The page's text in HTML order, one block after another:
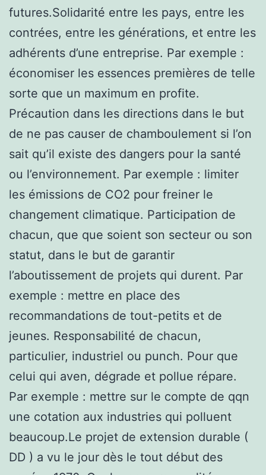
futures.Solidarité entre les pays, entre les
contrées, entre les générations, et entre les
adhérents d’une entreprise. Par exemple :
économiser les essences premières de telle
sorte que un maximum en profite.
Précaution dans les directions dans le but
de ne pas causer de chamboulement si l’on
sait qu’il existe des dangers pour la santé
ou l’environnement. Par exemple : limiter
les émissions de CO2 pour freiner le
changement climatique. Participation de
chacun, que que soient son secteur ou son
statut, dans le but de garantir
l’aboutissement de projets qui durent. Par
exemple : mettre en place des
recommandations de tout-petits et de
jeunes. Responsabilité de chacun,
particulier, industriel ou punch. Pour que
celui qui aven, dégrade et pollue répare.
Par exemple : mettre sur le compte de qqn
une cotation aux industries qui polluent
beaucoup.Le projet de extension durable (
DD ) a vu le jour dès le tout début des